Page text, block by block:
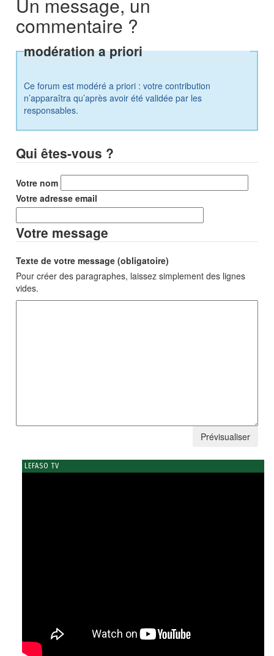
Un message, un
commentaire ?
modération a priori
Ce forum est modéré a priori : votre contribution
n’apparaîtra qu’après avoir été validée par les
responsables.
Qui êtes-vous ?
Votre nom
Votre adresse email
Votre message
Texte de votre message (obligatoire)
Pour créer des paragraphes, laissez simplement des lignes
vides.
LEFASO TV